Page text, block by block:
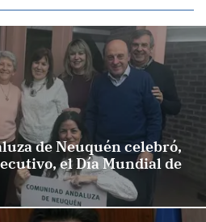
de Neuquén celebró,
el Día Mundial de